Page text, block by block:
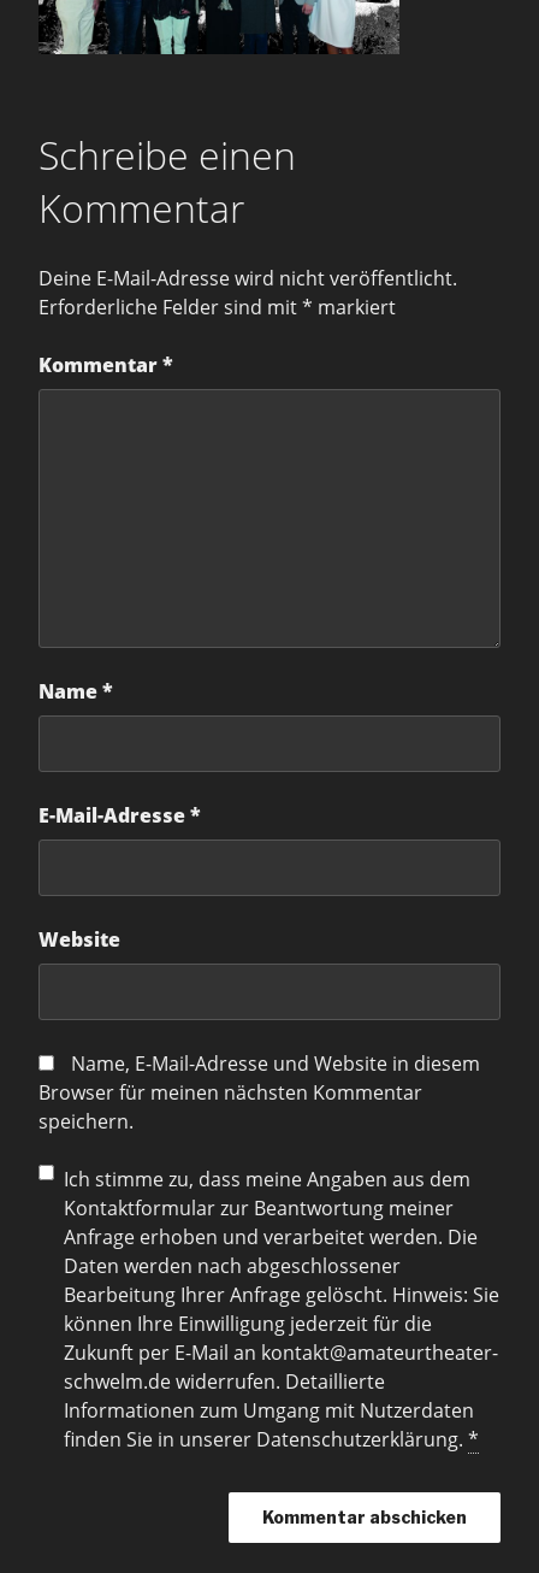
Schreibe einen
Kommentar
Deine E-Mail-Adresse wird nicht veröffentlicht.
Erforderliche Felder sind mit* markiert
Kommentar*
Name*
E-Mail-Adresse*
Website
Name, E-Mail-Adresse und Website in diesem
Browser für meinen nächsten Kommentar
speichern.
Ich stimme zu, dass meine Angaben aus dem
Kontaktformular zur Beantwortung meiner
Anfrage erhoben und verarbeitet werden. Die
Daten werden nach abgeschlossener
Bearbeitung Ihrer Anfrage gelöscht. Hinweis: Sie
können Ihre Einwilligung jederzeit für die
Zukunft per E-Mail an kontakt@amateurtheater-
schwelm.de widerrufen. Detaillierte
Informationen zum Umgang mit Nutzerdaten
finden Sie in unserer Datenschutzerklärung. *